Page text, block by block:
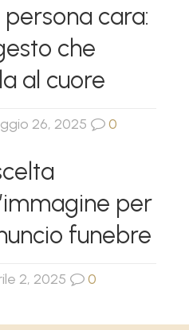
persona cara:
che
al cuore
26, 2025 0
per
funebre
2, 2025 0